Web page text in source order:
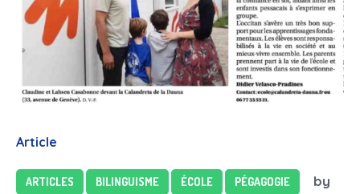
Article
ARTICLES BILINGUISME ÉCOLE PÉGAGOGIE
by